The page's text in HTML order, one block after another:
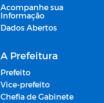
Acompanhe sua
Informação
Dados Abertos
A Prefeitura
Prefeito
Vice-prefeito
Chefia de Gabinete